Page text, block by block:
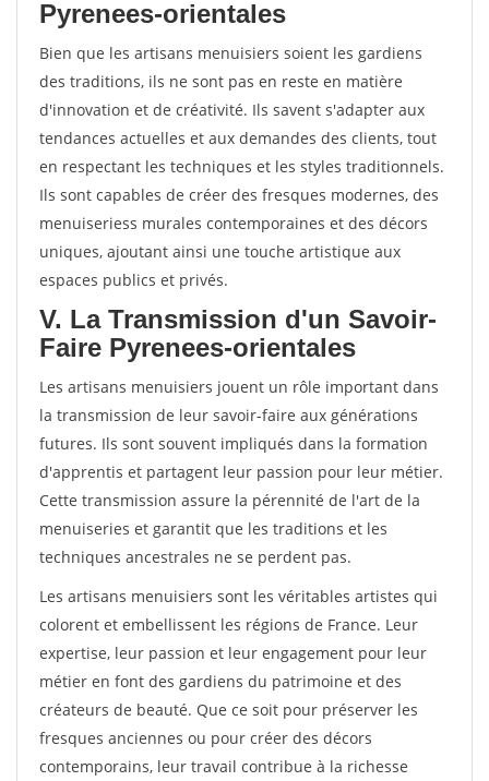
Pyrenees-orientales
Bien que les artisans menuisiers soient les gardiens
des traditions, ils ne sont pas en reste en matière
d'innovation et de créativité. Ils savent s'adapter aux
tendances actuelles et aux demandes des clients, tout
en respectant les techniques et les styles traditionnels.
Ils sont capables de créer des fresques modernes, des
menuiseriess murales contemporaines et des décors
uniques, ajoutant ainsi une touche artistique aux
espaces publics et privés.
V. La Transmission d'un Savoir-
Faire Pyrenees-orientales
Les artisans menuisiers jouent un rôle important dans
la transmission de leur savoir-faire aux générations
futures. Ils sont souvent impliqués dans la formation
d'apprentis et partagent leur passion pour leur métier.
Cette transmission assure la pérennité de l'art de la
menuiseries et garantit que les traditions et les
techniques ancestrales ne se perdent pas.
Les artisans menuisiers sont les véritables artistes qui
colorent et embellissent les régions de France. Leur
expertise, leur passion et leur engagement pour leur
métier en font des gardiens du patrimoine et des
créateurs de beauté. Que ce soit pour préserver les
fresques anciennes ou pour créer des décors
contemporains, leur travail contribue à la richesse